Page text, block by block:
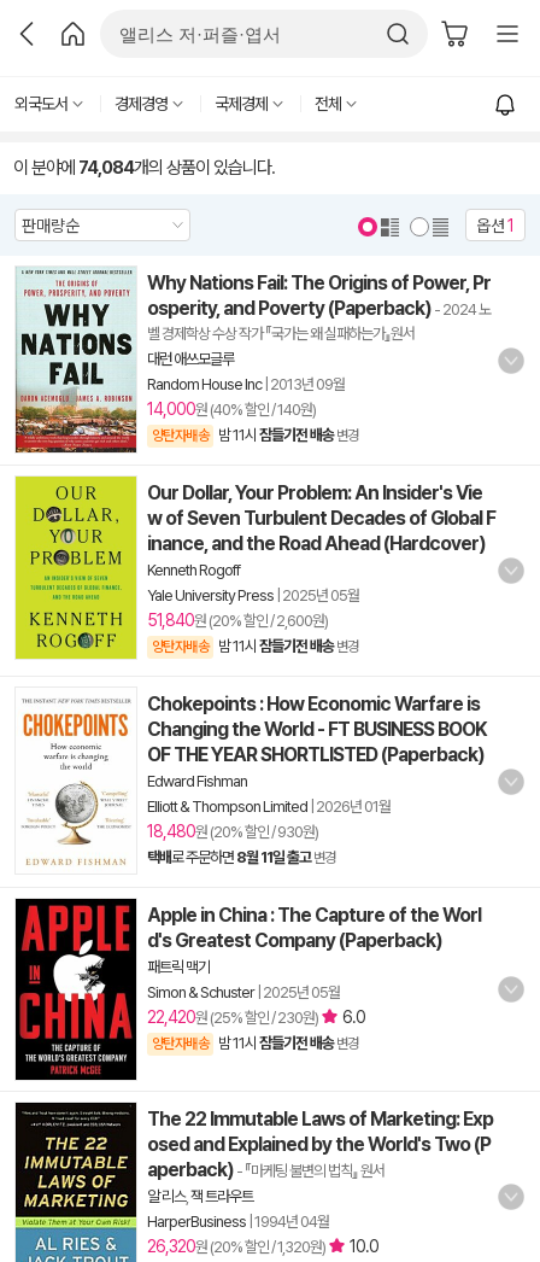
외국도서 경제경영 국제경제 전체
이 분야에 74,084개의 상품이 있습니다.
옵션1
Why Nations Fail: The Origins of Power, Pr
osperity, and Poverty (Paperback) - 2024 노
벨 경제학상 수상 작가 『국가는 왜 실패하는가』원서
대런 애쓰모글루
Random House Inc| 2013년 09월
14,000원 (40% 할인 / 140원)
양탄자배송 밤 11시 잠들기전 배송 변경
Our Dollar, Your Problem: An Insider's Vie
w of Seven Turbulent Decades of Global F
inance, and the Road Ahead (Hardcover)
Kenneth Rogoff
Yale University Press 2025년 05월
51,840원 (20% 할인 / 2,600원)
양탄자배송 밤 11시 잠들기전 배송 변경
Chokepoints : How Economic Warfare is
Changing the World - FT BUSINESS BOOK
OF THE YEAR SHORTLISTED (Paperback)
Edward Fishman
Elliott & Thompson Limited 2026년 01월
18,480원 (20% 할인 / 930원)
택배로 주문하면 8월 11일 출고 변경
Apple in China : The Capture of the Worl
d's Greatest Company (Paperback)
패트릭 맥기
Simon & Schuster| 2025년 05월
22,420원 (25% 할인 / 230원) 6.0
양탄자배송 밤 11시 잠들기전 배송 변경
The 22 Immutable Laws of Marketing: Exp
osed and Explained by the World's Two (P
aperback) - 『마케팅 불변의 법칙』 원서
알 리스, 잭 트라우트
HarperBusiness 1994년 04월
26,320원 (20% 할인 / 1,320원) 10.0